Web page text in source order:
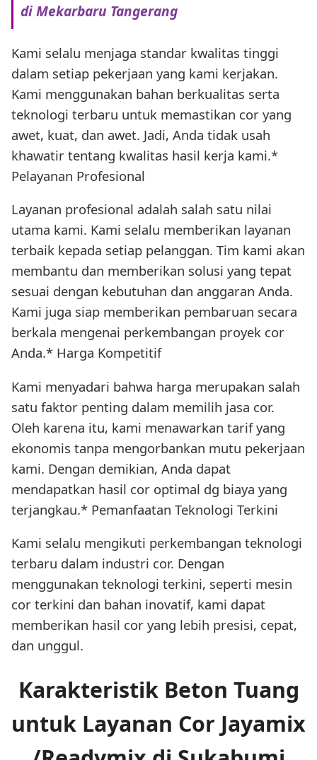
di Mekarbaru Tangerang
Kami selalu menjaga standar kwalitas tinggi
dalam setiap pekerjaan yang kami kerjakan.
Kami menggunakan bahan berkualitas serta
teknologi terbaru untuk memastikan cor yang
awet, kuat, dan awet. Jadi, Anda tidak usah
khawatir tentang kwalitas hasil kerja kami.*
Pelayanan Profesional
Layanan profesional adalah salah satu nilai
utama kami. Kami selalu memberikan layanan
terbaik kepada setiap pelanggan. Tim kami akan
membantu dan memberikan solusi yang tepat
sesuai dengan kebutuhan dan anggaran Anda.
Kami juga siap memberikan pembaruan secara
berkala mengenai perkembangan proyek cor
Anda.* Harga Kompetitif
Kami menyadari bahwa harga merupakan salah
satu faktor penting dalam memilih jasa cor.
Oleh karena itu, kami menawarkan tarif yang
ekonomis tanpa mengorbankan mutu pekerjaan
kami. Dengan demikian, Anda dapat
mendapatkan hasil cor optimal dg biaya yang
terjangkau.* Pemanfaatan Teknologi Terkini
Kami selalu mengikuti perkembangan teknologi
terbaru dalam industri cor. Dengan
menggunakan teknologi terkini, seperti mesin
cor terkini dan bahan inovatif, kami dapat
memberikan hasil cor yang lebih presisi, cepat,
dan unggul.
Karakteristik Beton Tuang
untuk Layanan Cor Jayamix